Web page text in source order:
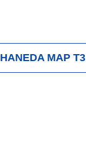
HANEDA MAP T3